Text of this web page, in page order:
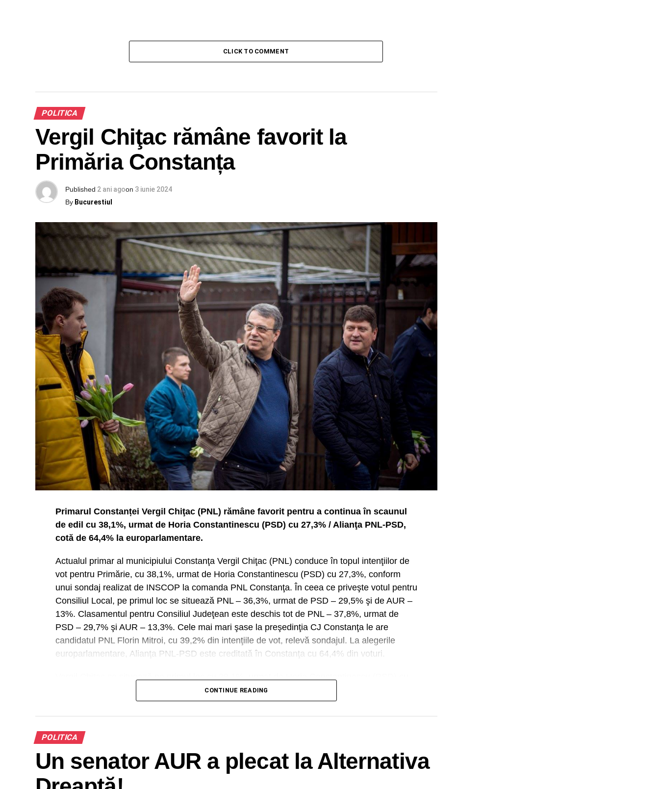
CLICK TO COMMENT
POLITICA
Vergil Chiţac rămâne favorit la
Primăria Constanța
Published 2 ani agoon 3 iunie 2024
By Bucurestiul
Primarul Constanței Vergil Chiţac (PNL) rămâne favorit pentru a continua în scaunul
de edil cu 38,1%, urmat de Horia Constantinescu (PSD) cu 27,3% / Alianţa PNL-PSD,
cotă de 64,4% la europarlamentare.
Actualul primar al municipiului Constanţa Vergil Chiţac (PNL) conduce în topul intenţiilor de
vot pentru Primărie, cu 38,1%, urmat de Horia Constantinescu (PSD) cu 27,3%, conform
unui sondaj realizat de INSCOP la comanda PNL Constanţa. În ceea ce priveşte votul pentru
Consiliul Local, pe primul loc se situează PNL – 36,3%, urmat de PSD – 29,5% şi de AUR –
13%. Clasamentul pentru Consiliul Judeţean este deschis tot de PNL – 37,8%, urmat de
PSD – 29,7% şi AUR – 13,3%. Cele mai mari şase la preşedinţia CJ Constanţa le are
candidatul PNL Florin Mitroi, cu 39,2% din intenţiile de vot, relevă sondajul. La alegerile
europarlamentare, Alianţa PNL-PSD este creditată în Constanţa cu 64,4% din voturi.
27,3%, Stelian Ion (Alianţa Dreapta Unită) – 13,4%, Sorin Ovidiu Cupăa (AUR) – 9,8%,
scorurile celorlalţi candidaţi situându-se fiecare sub 3,3%.
ADVERTISEMENT
CONTINUE READING
POLITICA
Un senator AUR a plecat la Alternativa